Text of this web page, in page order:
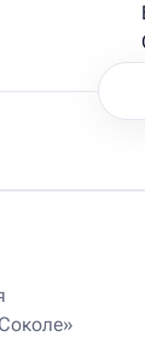
на
Ломоносовский